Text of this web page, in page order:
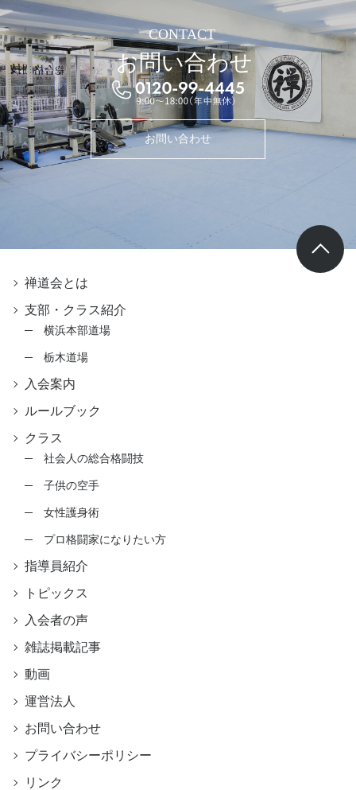
CONTACT
お問い合わせ
お問い合わせ
禅道会とは
支部・クラス紹介
横浜本部道場
栃木道場
入会案内
ルールブック
クラス
社会人の総合格闘技
子供の空手
女性護身術
プロ格闘家になりたい方
指導員紹介
トピックス
入会者の声
雑誌掲載記事
動画
運営法人
お問い合わせ
プライバシーポリシー
リンク